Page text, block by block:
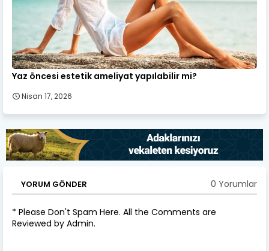
Yaz öncesi estetik ameliyat yapılabilir mi?
Nisan 17, 2026
YORUM GÖNDER 0 Yorumlar
* Please Don't Spam Here. All the Comments are
Reviewed by Admin.